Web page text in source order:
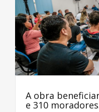
A obra
e 310